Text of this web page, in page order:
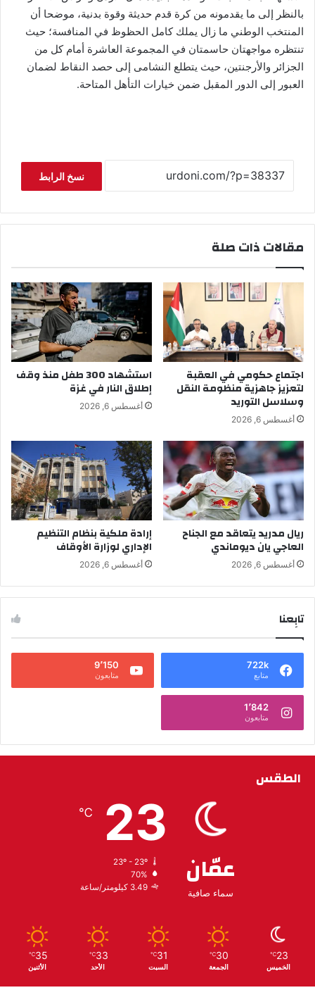
بالنظر إلى ما يقدمونه من كرة قدم حديثة وقوة بدنية، موضحا أن
المنتخب الوطني ما زال يملك كامل الحظوظ في المنافسة؛ حيث
تنتظره مواجهتان حاسمتان في المجموعة العاشرة أمام كل من
الجزائر والأرجنتين، حيث يتطلع النشامى إلى حصد النقاط لضمان
العبور إلى الدور المقبل ضمن خيارات التأهل المتاحة.
نسخ الرابط
مقالات ذات صلة
اجتماع حكومي في العقبة
لتعزيز جاهزية منظومة النقل
وسلاسل التوريد
أغسطس 6, 2026
استشهاد 300 طفل منذ وقف
إطلاق النار في غزة
أغسطس 6, 2026
ريال مدريد يتعاقد مع الجناح
العاجي يان ديوماندي
أغسطس 6, 2026
إرادة ملكية بنظام التنظيم
الإداري لوزارة الأوقاف
أغسطس 6, 2026
تابِعنا
722k
متابع
9٬150
متابعون
1٬842
متابعون
الطقس
عمّان
سماء صافية
23
℃
23º - 23º
70%
3.49 كيلومتر/ساعة
23
℃
الخميس
30
℃
الجمعة
31
℃
السبت
33
℃
الأحد
35
℃
الأثنين